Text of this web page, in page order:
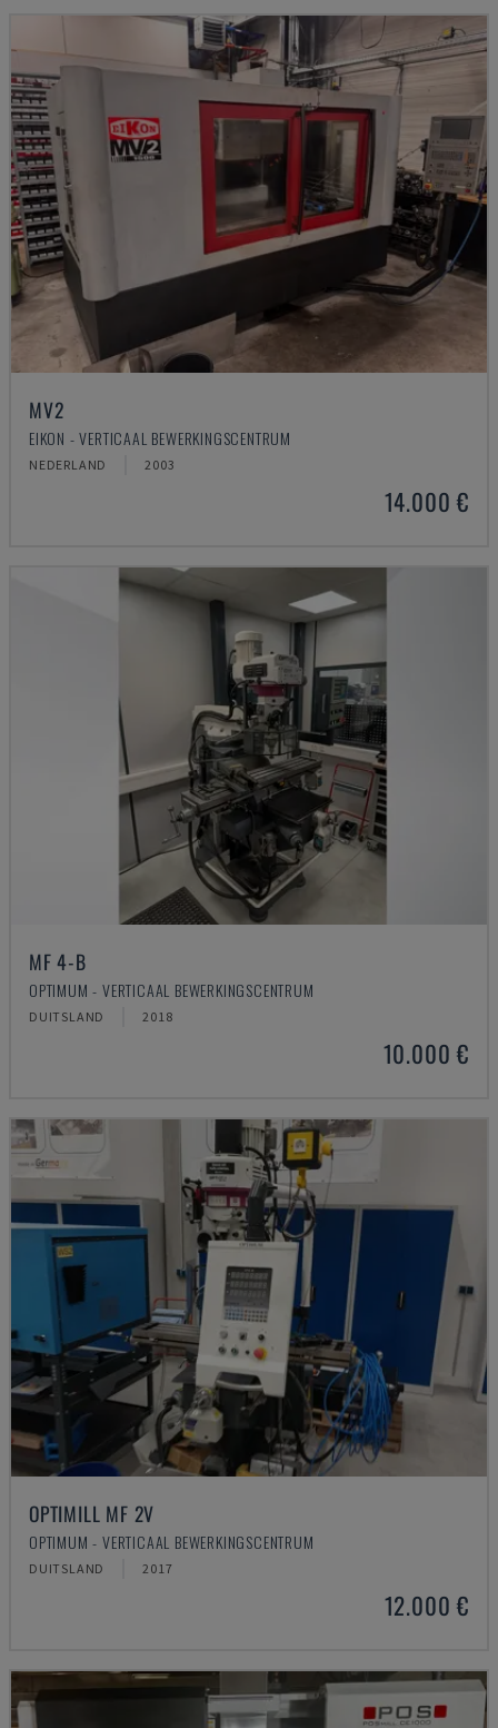
MV2
EIKON - VERTICAAL BEWERKINGSCENTRUM
NEDERLAND 2003
14.000 €
MF 4-B
OPTIMUM - VERTICAAL BEWERKINGSCENTRUM
DUITSLAND 2018
10.000 €
OPTIMILL MF 2V
OPTIMUM - VERTICAAL BEWERKINGSCENTRUM
DUITSLAND 2017
12.000 €